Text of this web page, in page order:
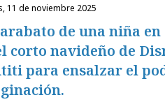
11 de noviembre 2025
de una niña
corto navideño de
para ensalzar el